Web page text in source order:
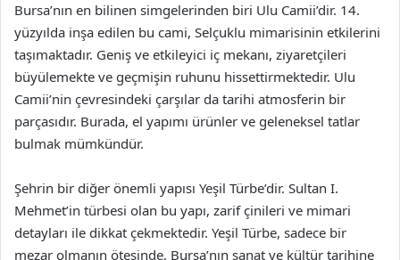
Bursa’nın en bilinen simgelerinden biri Ulu Camii’dir. 14.
yüzyılda inşa edilen bu cami, Selçuklu mimarisinin etkilerini
taşımaktadır. Geniş ve etkileyici iç mekanı, ziyaretçileri
büyülemekte ve geçmişin ruhunu hissettirmektedir. Ulu
Camii’nin çevresindeki çarşılar da tarihi atmosferin bir
parçasıdır. Burada, el yapımı ürünler ve geleneksel tatlar
bulmak mümkündür.
Şehrin bir diğer önemli yapısı Yeşil Türbe’dir. Sultan I.
Mehmet’in türbesi olan bu yapı, zarif çinileri ve mimari
detayları ile dikkat çekmektedir. Yeşil Türbe, sadece bir
mezar olmanın ötesinde, Bursa’nın sanat ve kültür tarihine